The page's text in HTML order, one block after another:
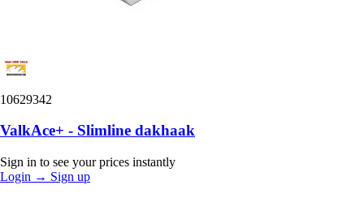
10629342
ValkAce+ - Slimline dakhaak
Sign in to see your prices instantly
Login → Sign up